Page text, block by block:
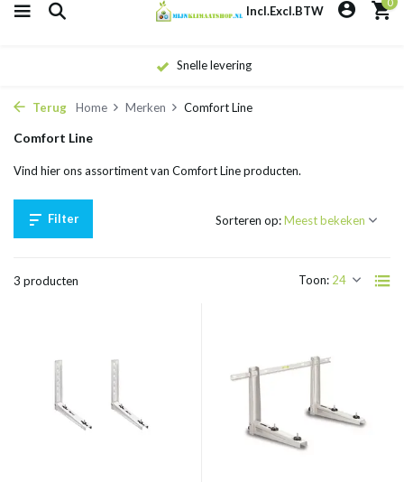
Incl.Excl.BTW
Snelle levering
Terug Home Merken Comfort Line
Comfort Line
Vind hier ons assortiment van Comfort Line producten.
Filter
3 producten Toon:
Sorteren op: